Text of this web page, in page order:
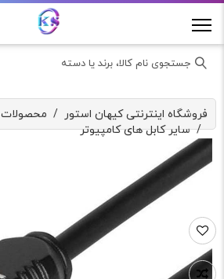
جستجوی نام کالا، برند یا دسته
فروشگاه اینترنتی کیهان استور / محصولات
/سایر کابل های کامپیوتر